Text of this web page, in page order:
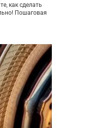
как сделать
Пошаговая